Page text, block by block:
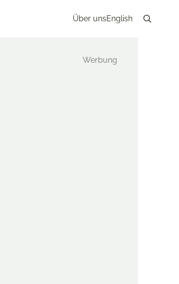
Über unsEnglish Search